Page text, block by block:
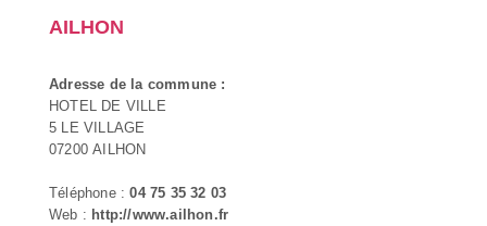
AILHON
Adresse de la commune :
HOTEL DE VILLE
5 LE VILLAGE
07200 AILHON
Téléphone :04 75 35 32 03
Web : http://www.ailhon.fr